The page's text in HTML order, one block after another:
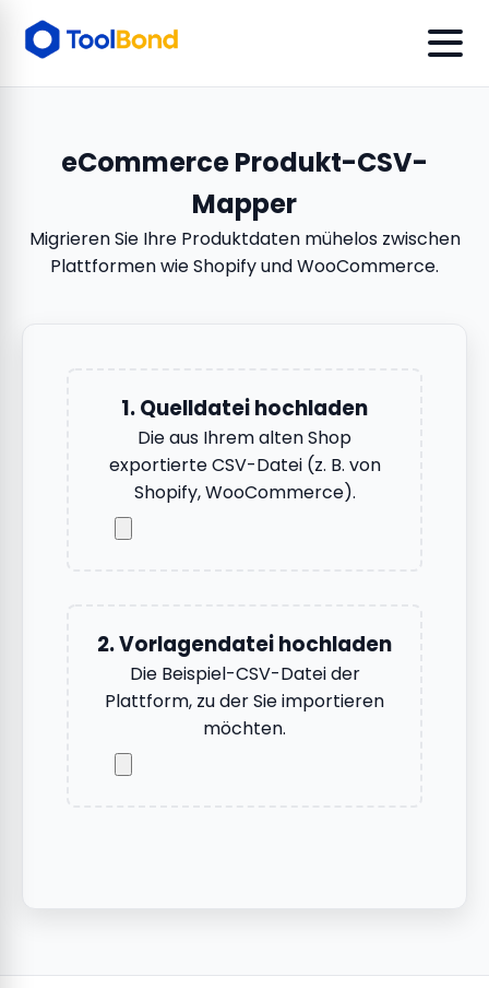
eCommerce Produkt-CSV-
Mapper
Migrieren Sie Ihre Produktdaten mühelos zwischen
Plattformen wie Shopify und WooCommerce.
1. Quelldatei hochladen
Die aus Ihrem alten Shop
exportierte CSV-Datei (z. B. von
Shopify, WooCommerce).
2. Vorlagendatei hochladen
Die Beispiel-CSV-Datei der
Plattform, zu der Sie importieren
möchten.